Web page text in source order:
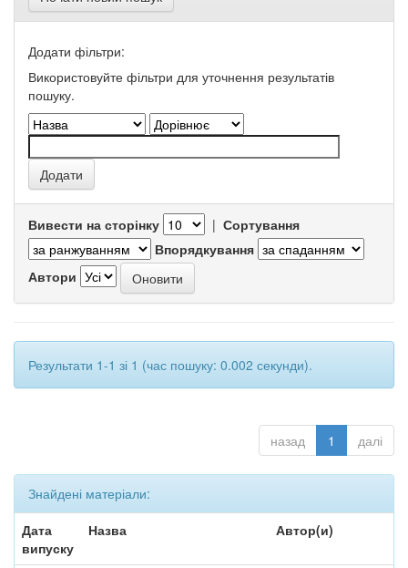
Додати фільтри:
Використовуйте фільтри для уточнення результатів
пошуку.
Вивести на сторінку | Сортування
Впорядкування
Автори
Результати 1-1 зі 1 (час пошуку: 0.002 секунди).
назад 1 далі
Знайдені матеріали:
Дата
випуску
Назва Автор(и)